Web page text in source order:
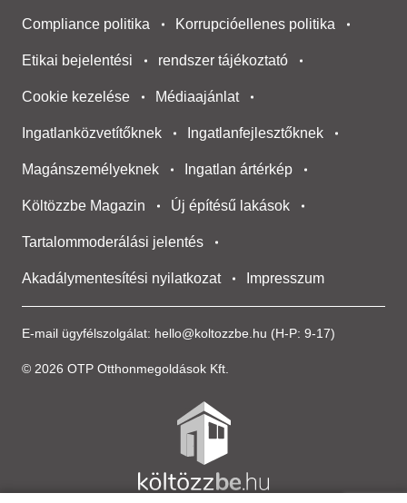
E-mail ügyfélszolgálat: hello@koltozzbe.hu (H-P: 9-17)
© 2026 OTP Otthonmegoldások Kft.
Compliance politika Korrupcióellenes politika
Etikai bejelentési rendszer tájékoztató
Cookie kezelése Médiaajánlat
Ingatlanközvetítőknek Ingatlanfejlesztőknek
Magánszemélyeknek Ingatlan ártérkép
Költözzbe Magazin Új építésű lakások
Tartalommoderálási jelentés
Akadálymentesítési nyilatkozat Impresszum